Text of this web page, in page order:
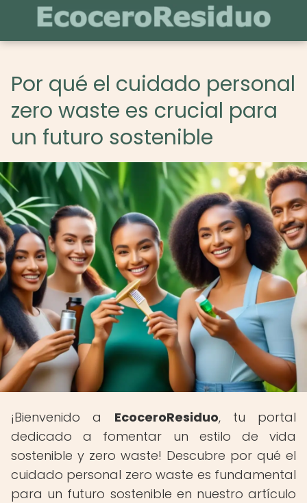
Por qué el cuidado personal
zero waste es crucial para
un futuro sostenible
¡Bienvenido a EcoceroResiduo, tu portal
dedicado a fomentar un estilo de vida
sostenible y zero waste! Descubre por qué el
cuidado personal zero waste es fundamental
para un futuro sostenible en nuestro artículo